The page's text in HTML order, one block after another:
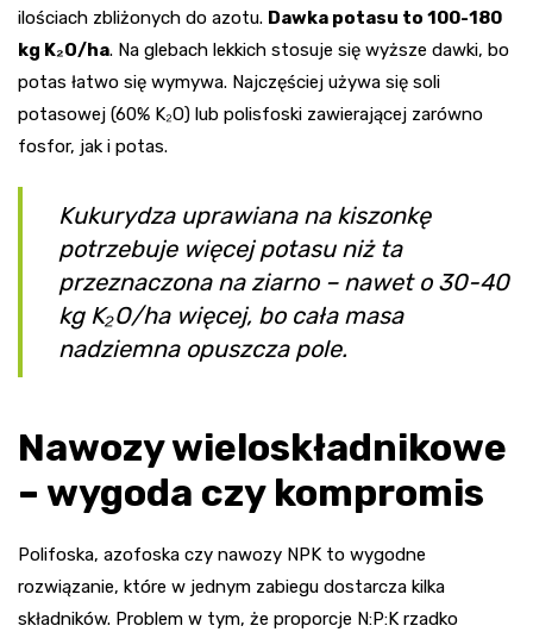
ilościach zbliżonych do azotu. Dawka potasu to 100-180
kg K₂O/ha. Na glebach lekkich stosuje się wyższe dawki, bo
potas łatwo się wymywa. Najczęściej używa się soli
potasowej (60% K₂O) lub polisfoski zawierającej zarówno
fosfor, jak i potas.
Kukurydza uprawiana na kiszonkę
potrzebuje więcej potasu niż ta
przeznaczona na ziarno – nawet o 30-40
kg K₂O/ha więcej, bo cała masa
nadziemna opuszcza pole.
Nawozy wieloskładnikowe
– wygoda czy kompromis
Polifoska, azofoska czy nawozy NPK to wygodne
rozwiązanie, które w jednym zabiegu dostarcza kilka
składników. Problem w tym, że proporcje N:P:K rzadko